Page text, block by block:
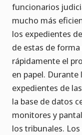
funcionarios
mucho más
los expedientes
de estas de forma
rápidamente el
en papel.
expedientes de
la base de datos
monitores y
los tribunales.